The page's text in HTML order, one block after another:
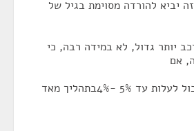
יביא להורדה מסוימת בגיל של
יותר גדול, לא במידה רבה, כי
אם
היום זה3% - 2%, זה יכול לעלות עד 5% -4%בתהליך מאד